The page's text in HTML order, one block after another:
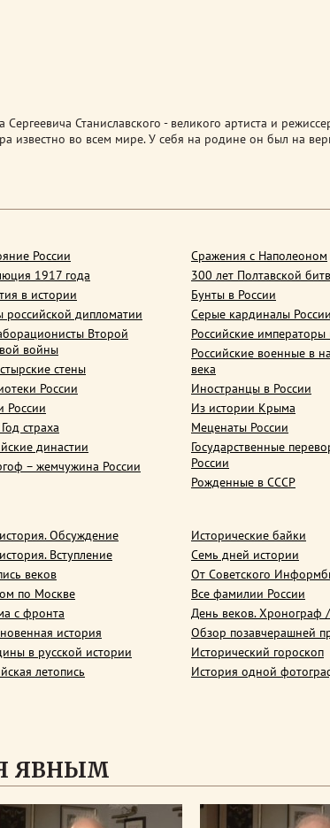
Сергеевича Станиславского - великого артиста и
известно во всем мире. У себя на родине он был на
России
1917 года
в истории
российской дипломатии
Второй
войны
стены
России
России
страха
династии
– жемчужина России
Сражения с Наполеоном
300 лет Полтавской
Бунты в России
Серые кардиналы России
Российские императоры
Российские военные в
века
Иностранцы в России
Из истории Крыма
Меценаты России
Государственные
России
Рожденные в СССР
Обсуждение
Вступление
веков
по Москве
с фронта
история
в русской истории
летопись
Исторические байки
Семь дней истории
От Советского
Все фамилии России
День веков. Хронограф
Обзор позавчерашней
Исторический гороскоп
История одной
ЯВНЫМ